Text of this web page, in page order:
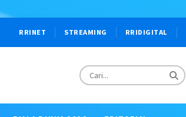
RRINET STREAMING RRIDIGITAL